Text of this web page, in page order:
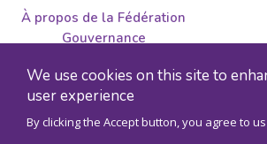
We use cookies on this site to
user experience
By clicking the Accept button, you agree to
À propos de la Fédération
Gouvernance
Emplois et propositions